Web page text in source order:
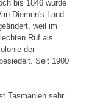
bis 1846 wurde
Diemen's Land
weil im
Ruf als
der
Seit 1900
Tasmanien sehr